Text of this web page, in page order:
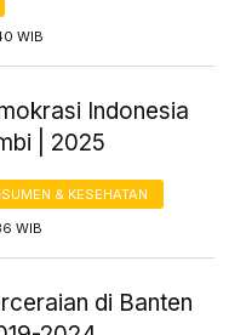
WIB
Indonesia
| 2025
& KESEHATAN
WIB
di Banten